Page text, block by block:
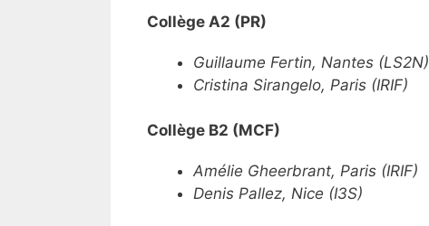
Collège A2 (PR)
Guillaume Fertin, Nantes (LS2N)
Cristina Sirangelo, Paris (IRIF)
Collège B2 (MCF)
Amélie Gheerbrant, Paris (IRIF)
Denis Pallez, Nice (I3S)